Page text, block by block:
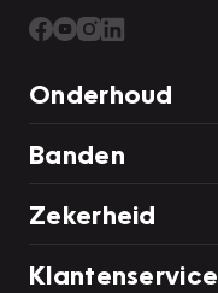
Onderhoud
Banden
Zekerheid
Klantenservice